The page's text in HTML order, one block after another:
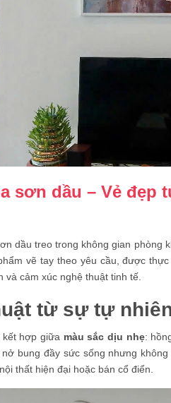
sơn dầu – Vẻ đẹp
dầu treo trong không gian phòng
vẽ tay theo yêu cầu, được
và cảm xúc nghệ thuật tinh tế.
từ sự tự
hợp giữa màu sắc dịu nhẹ:
bung đầy sức sống nhưng
thất hiện đại hoặc bán cổ điển.